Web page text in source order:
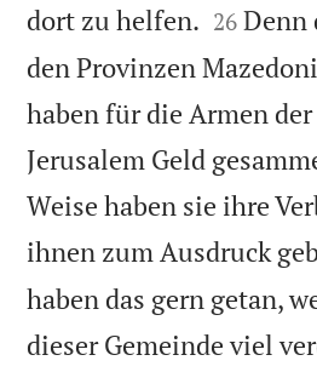
dort zu helfen. 

26 Denn
den Provinzen
haben für die Armen
Jerusalem Geld
Weise haben sie ihre
ihnen zum Ausdruck
haben das gern getan,
dieser Gemeinde viel